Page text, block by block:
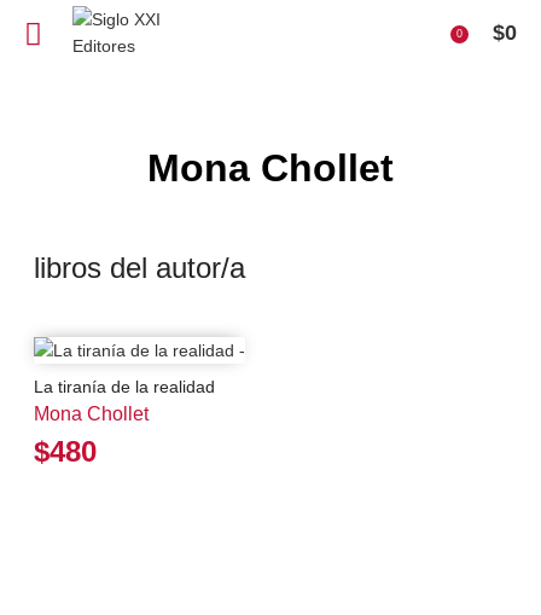
0 $0
Mona Chollet
libros del autor/a
La tiranía de la realidad
Mona Chollet
$480